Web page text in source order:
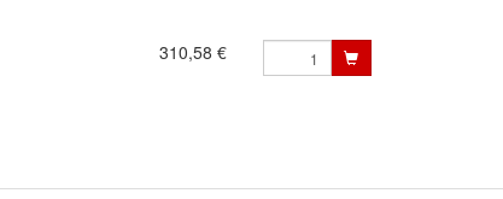
310,58 €